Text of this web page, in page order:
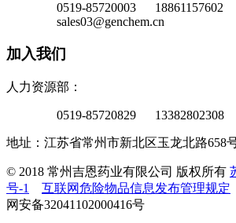
0519-85720003 18861157602
sales03@genchem.cn
加入我们
人力资源部：
0519-85720829 13382802308
地址：江苏省常州市新北区玉龙北路658
© 2018 常州吉恩药业有限公司 版权所有
号-1
互联网危险物品信息发布管理规定
网安备32041102000416号